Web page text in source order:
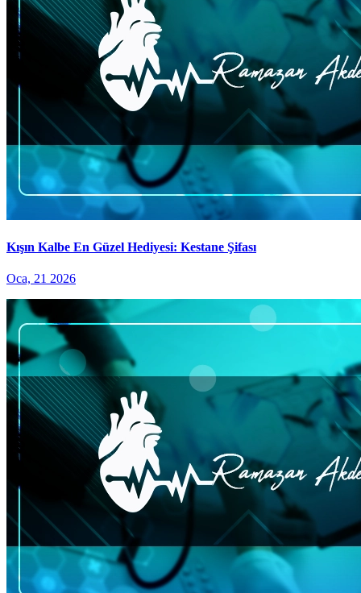
Kışın Kalbe En Güzel Hediyesi: Kestane Şifası
Oca, 21 2026